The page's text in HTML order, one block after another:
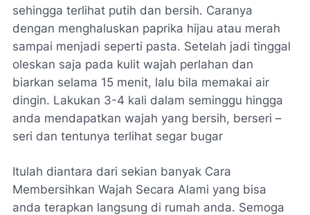
sehingga terlihat putih dan bersih. Caranya
dengan menghaluskan paprika hijau atau merah
sampai menjadi seperti pasta. Setelah jadi tinggal
oleskan saja pada kulit wajah perlahan dan
biarkan selama 15 menit, lalu bila memakai air
dingin. Lakukan 3-4 kali dalam seminggu hingga
anda mendapatkan wajah yang bersih, berseri –
seri dan tentunya terlihat segar bugar
Itulah diantara dari sekian banyak Cara
Membersihkan Wajah Secara Alami yang bisa
anda terapkan langsung di rumah anda. Semoga